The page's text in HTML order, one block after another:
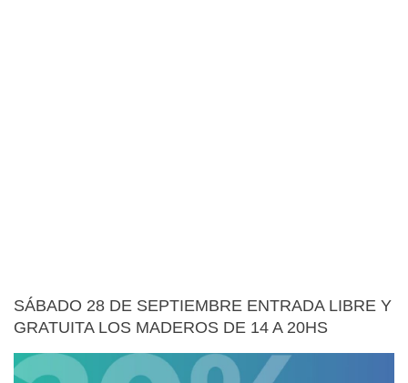
SÁBADO 28 DE SEPTIEMBRE ENTRADA LIBRE Y
GRATUITA LOS MADEROS DE 14 A 20HS